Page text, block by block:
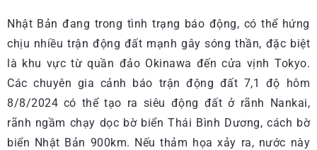
Nhật Bản đang trong tình trạng báo động, có thể hứng
chịu nhiều trận động đất mạnh gây sóng thần, đặc biệt
là khu vực từ quần đảo Okinawa đến cửa vịnh Tokyo.
Các chuyên gia cảnh báo trận động đất 7,1 độ hôm
8/8/2024 có thể tạo ra siêu động đất ở rãnh Nankai,
rãnh ngầm chạy dọc bờ biển Thái Bình Dương, cách bờ
biển Nhật Bản 900km. Nếu thảm họa xảy ra, nước này